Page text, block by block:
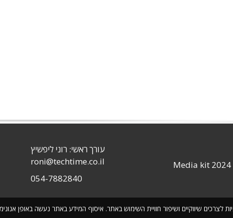
לצרכים שיווקיים ושיפור חוויית השימוש באתר. איסוף המידע באתר נעשה באופן
Media kit 2024
עורך ראשי: רוני ליפשיץ
roni@techtime.co.il
054-7882840